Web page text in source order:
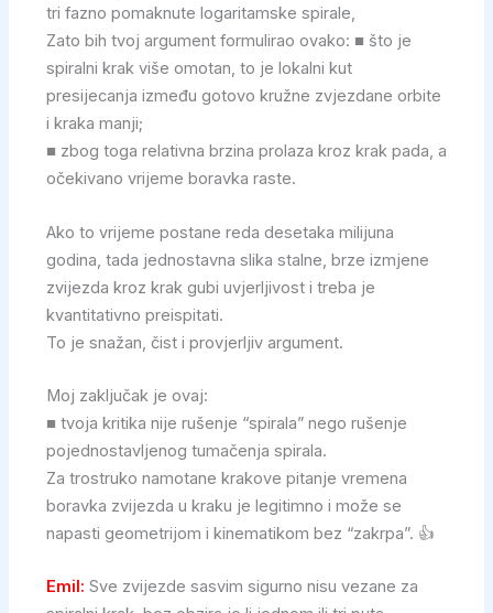
tri fazno pomaknute logaritamske spirale,
Zato bih tvoj argument formulirao ovako: ■ što je
spiralni krak više omotan, to je lokalni kut
presijecanja između gotovo kružne zvjezdane orbite
i kraka manji;
■ zbog toga relativna brzina prolaza kroz krak pada, a
očekivano vrijeme boravka raste.
Ako to vrijeme postane reda desetaka milijuna
godina, tada jednostavna slika stalne, brze izmjene
zvijezda kroz krak gubi uvjerljivost i treba je
kvantitativno preispitati.
To je snažan, čist i provjerljiv argument.
Moj zaključak je ovaj:
■ tvoja kritika nije rušenje “spirala” nego rušenje
pojednostavljenog tumačenja spirala.
Za trostruko namotane krakove pitanje vremena
boravka zvijezda u kraku je legitimno i može se
napasti geometrijom i kinematikom bez “zakrpa”. 👍
Emil: Sve zvijezde sasvim sigurno nisu vezane za